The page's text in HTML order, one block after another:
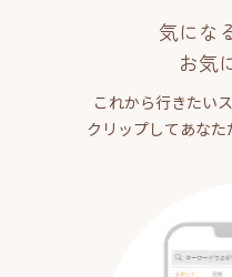
気にな
お気
これから行きたい
クリップしてあなた